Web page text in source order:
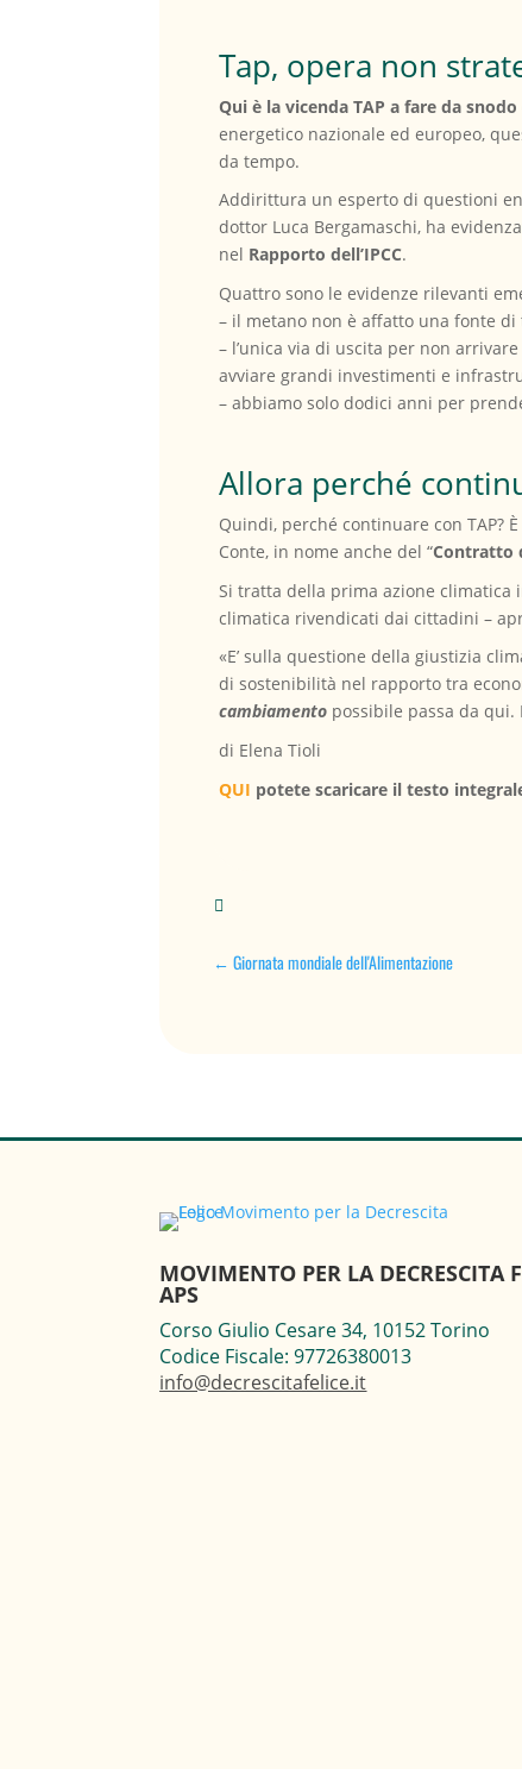
Tap, opera non
Qui è la vicenda TAP a fare da
energetico nazionale ed europeo,
da tempo.
Addirittura un esperto di questioni
dottor Luca Bergamaschi, ha
nel Rapporto dell’IPCC.
Quattro sono le evidenze rilevanti
– il metano non è affatto una fonte
– l’unica via di uscita per non
avviare grandi investimenti e
– abbiamo solo dodici anni per
Allora perché
Quindi, perché continuare con TAP?
Conte, in nome anche del “Contratto
Si tratta della prima azione climatica
climatica rivendicati dai cittadini –
«E’ sulla questione della giustizia
di sostenibilità nel rapporto tra
cambiamento possibile passa da qui.
di Elena Tioli
QUI potete scaricare il testo

←Giornata mondiale dell'Alimentazione
MOVIMENTO PER LA DECRESCITA
APS
Corso Giulio Cesare 34, 10152 Torino
Codice Fiscale: 97726380013
info@decrescitafelice.it